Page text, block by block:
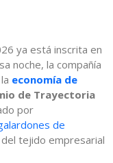
ya está inscrita en
noche, la compañía
economía de
de Trayectoria
por
de
tejido empresarial